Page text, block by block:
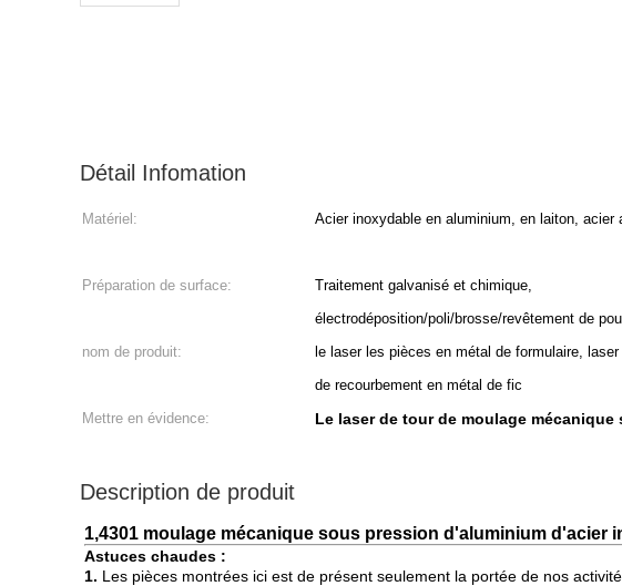
Détail Infomation
Matériel: Acier inoxydable en aluminium, en laiton, acier
Préparation de surface:
Traitement galvanisé et chimique,
électrodéposition/poli/brosse/revêtement de
nom de produit:
le laser les pièces en métal de formulaire,
de recourbement en métal de fic
Mettre en évidence:
Le laser de tour de moulage
Description de produit
1,4301 moulage mécanique sous pression d'aluminium d'acier
Astuces chaudes :
1. Les pièces montrées ici est de présent seulement la portée de nos